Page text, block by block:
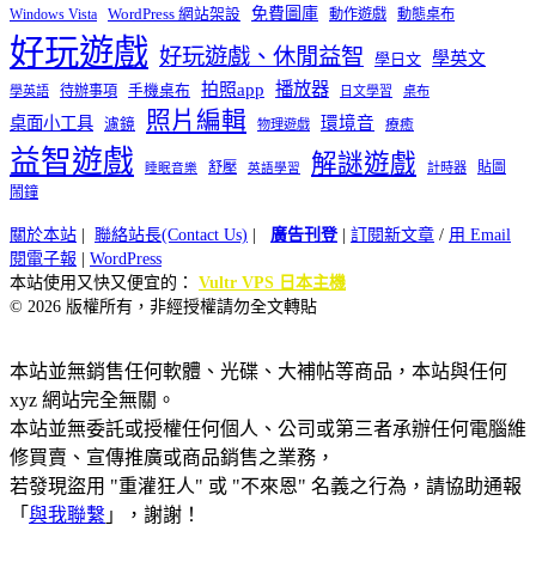
Windows Vista WordPress 網站架設 免費圖庫 動作遊戲 動態桌布
好玩遊戲 好玩遊戲、休閒益智 學日文 學英文
學英語 待辦事項 手機桌布 拍照app 播放器 日文學習 桌布
桌面小工具 濾鏡 照片編輯 物理遊戲 環境音 療癒
益智遊戲 睡眠音樂 舒壓 英語學習 解謎遊戲 計時器
貼圖
鬧鐘
關於本站 聯絡站長(Contact Us) 廣告刊登| 訂閱新文章 / 用 Email
閱電子報
WordPress
本站使用又快又便宜的： Vultr VPS 日本主機
© 2026 版權所有，非經授權請勿全文轉貼
本站並無銷售任何軟體、光碟、大補帖等商品，本站與任何
xyz 網站完全無關。
本站並無委託或授權任何個人、公司或第三者承辦任何電腦維
修買賣、宣傳推廣或商品銷售之業務，
若發現盜用 "重灌狂人" 或 "不來恩" 名義之行為，請協助通報
「 與我聯繫 」，謝謝！